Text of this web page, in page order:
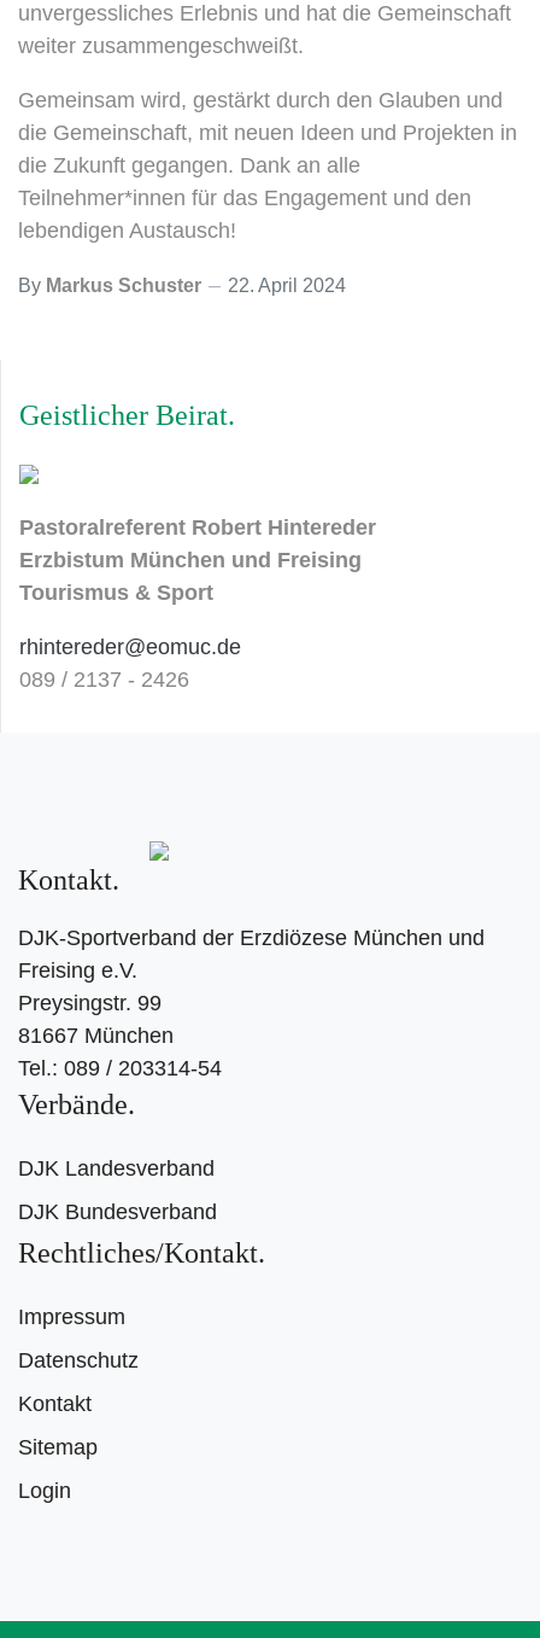
unvergessliches Erlebnis und hat die Gemeinschaft
weiter zusammengeschweißt.
Gemeinsam wird, gestärkt durch den Glauben und
die Gemeinschaft, mit neuen Ideen und Projekten in
die Zukunft gegangen. Dank an alle
Teilnehmer*innen für das Engagement und den
lebendigen Austausch!
By Markus Schuster 22. April 2024
Geistlicher Beirat
Pastoralreferent Robert Hintereder
Erzbistum München und Freising
Tourismus & Sport
rhintereder@eomuc.de
089 / 2137 - 2426
Kontakt
DJK-Sportverband der Erzdiözese München und
Freising e.V.
Preysingstr. 99
81667 München
Tel.: 089 / 203314-54
Verbände
DJK Landesverband
DJK Bundesverband
Rechtliches/Kontakt
Impressum
Datenschutz
Kontakt
Sitemap
Login